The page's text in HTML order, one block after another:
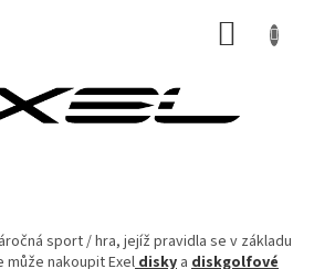
sport / hra, jejíž pravidla se v základu
nakoupit Exel disky a diskgolfové